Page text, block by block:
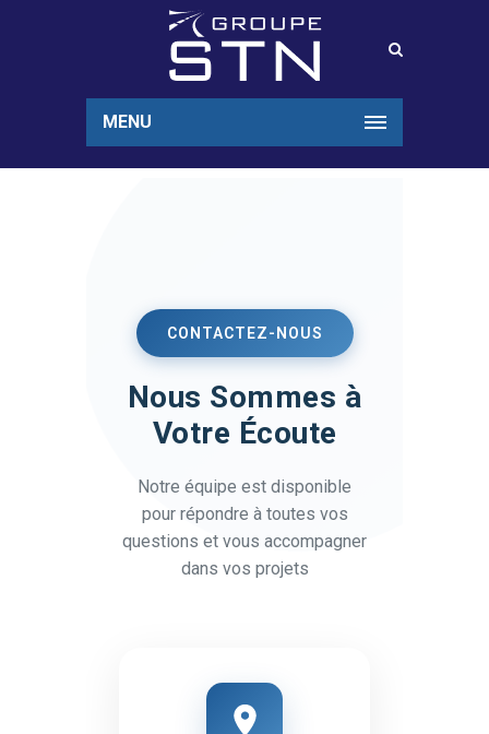
MENU
CONTACTEZ-NOUS
Nous Sommes à
Votre Écoute
Notre équipe est disponible
pour répondre à toutes vos
questions et vous accompagner
dans vos projets